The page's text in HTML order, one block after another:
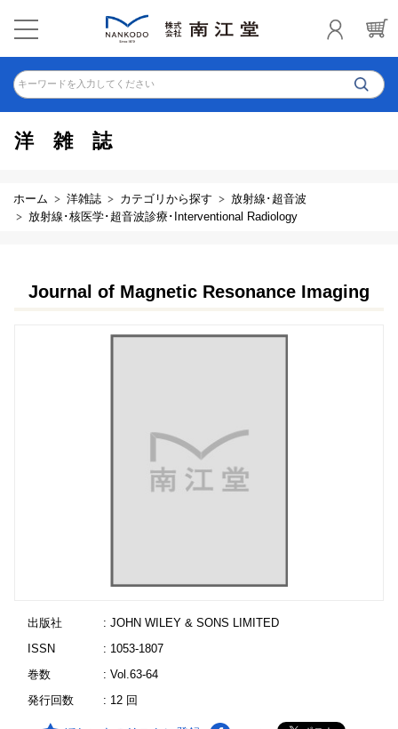
キーワードを入力してください
洋雑誌
ホーム 洋雑誌 カテゴリから探す
放射線･超音波
放射線･核医学･超音波診療･Interventional Radiology
Journal of Magnetic Resonance Imaging
出版社
: JOHN WILEY & SONS LIMITED
ISSN
: 1053-1807
巻数
: Vol.63-64
発行回数
: 12 回